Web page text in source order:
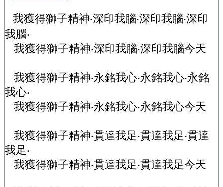
我獲得獅子精神‧深印我腦‧深印我腦‧深印
我腦‧
我獲得獅子精神‧深印我腦‧深印我腦今天
我獲得獅子精神‧永銘我心‧永銘我心‧永銘
我心‧
我獲得獅子精神‧永銘我心‧永銘我心今天
我獲得獅子精神‧貫達我足‧貫達我足‧貫達
我足‧
我獲得獅子精神‧貫達我足‧貫達我足今天